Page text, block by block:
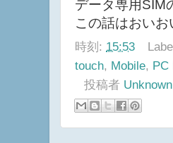
データ専用SIM
この話はおいお
時刻: 15:53
touch,Mobile,PC
投稿者Unknown